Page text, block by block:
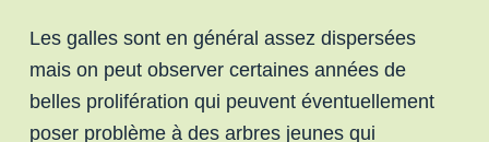
Les galles sont en général assez dispersées
mais on peut observer certaines années de
belles prolifération qui peuvent éventuellement
poser problème à des arbres jeunes qui